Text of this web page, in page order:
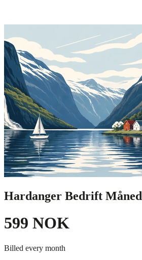
Hardanger Bedrift Måned
599 NOK
Billed every month